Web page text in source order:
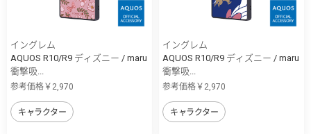
イングレム
AQUOS R10/R9 ディズニー / maru
衝撃吸...
参考価格￥2,970
キャラクター
イングレム
AQUOS R10/R9 ディズニー / maru
衝撃吸...
参考価格￥2,970
キャラクター